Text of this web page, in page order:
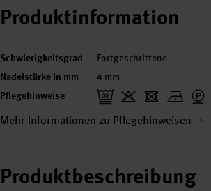
Produktinformation
Schwierigkeitsgrad Fortgeschrittene
Nadelstärke in mm 4 mm
Pflegehinweise
Mehr Informationen zu Pflegehinweisen
Produktbeschreibung